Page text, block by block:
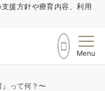
援方針や療育内容、利用
Menu
』って何？〜